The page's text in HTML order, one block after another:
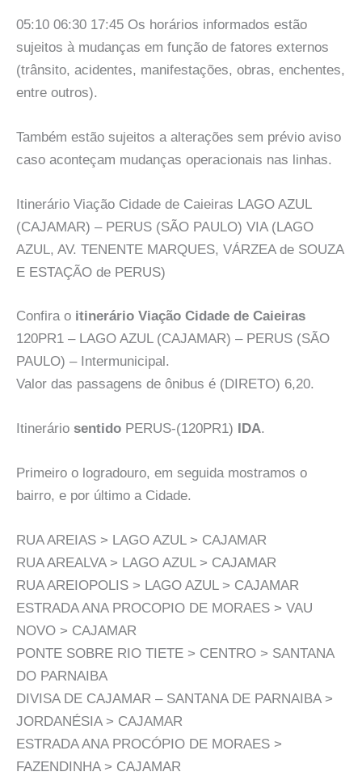
05:10 06:30 17:45 Os horários informados estão
sujeitos à mudanças em função de fatores externos
(trânsito, acidentes, manifestações, obras, enchentes,
entre outros).
Também estão sujeitos a alterações sem prévio aviso
caso aconteçam mudanças operacionais nas linhas.
Itinerário Viação Cidade de Caieiras LAGO AZUL
(CAJAMAR) – PERUS (SÃO PAULO) VIA (LAGO
AZUL, AV. TENENTE MARQUES, VÁRZEA de SOUZA
E ESTAÇÃO de PERUS)
Confira o itinerário Viação Cidade de Caieiras
120PR1 – LAGO AZUL (CAJAMAR) – PERUS (SÃO
PAULO) – Intermunicipal.
Valor das passagens de ônibus é (DIRETO) 6,20.
Itinerário sentido PERUS-(120PR1) IDA.
Primeiro o logradouro, em seguida mostramos o
bairro, e por último a Cidade.
RUA AREIAS > LAGO AZUL > CAJAMAR
RUA AREALVA > LAGO AZUL > CAJAMAR
RUA AREIOPOLIS > LAGO AZUL > CAJAMAR
ESTRADA ANA PROCOPIO DE MORAES > VAU
NOVO > CAJAMAR
PONTE SOBRE RIO TIETE > CENTRO > SANTANA
DO PARNAIBA
DIVISA DE CAJAMAR – SANTANA DE PARNAIBA >
JORDANÉSIA > CAJAMAR
ESTRADA ANA PROCÓPIO DE MORAES >
FAZENDINHA > CAJAMAR